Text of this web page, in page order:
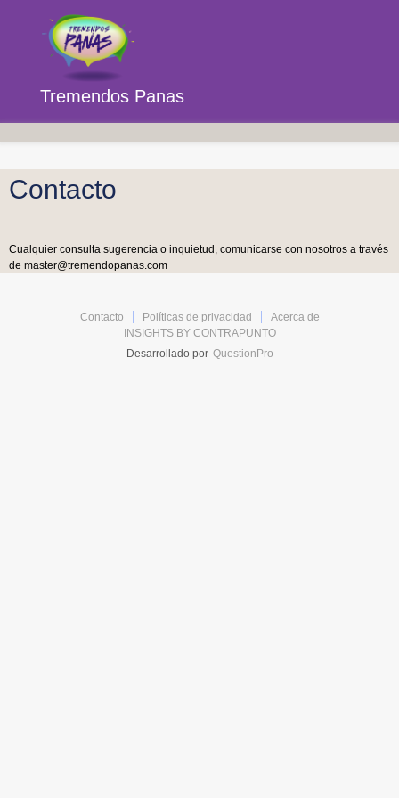
Tremendos Panas
Contacto
Cualquier consulta sugerencia o inquietud, comunicarse con nosotros a través
de master@tremendopanas.com
Contacto Políticas de privacidad
Acerca de
INSIGHTS BY CONTRAPUNTO
Desarrollado por QuestionPro